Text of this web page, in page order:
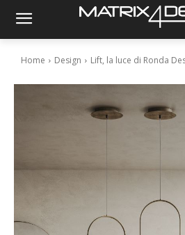
Home Design Lift, la luce di Ronda